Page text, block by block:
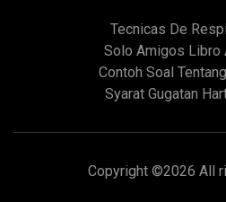
Tecnicas De
Solo Amigos Libro
Contoh Soal
Syarat Gugatan
Copyright ©2026 All